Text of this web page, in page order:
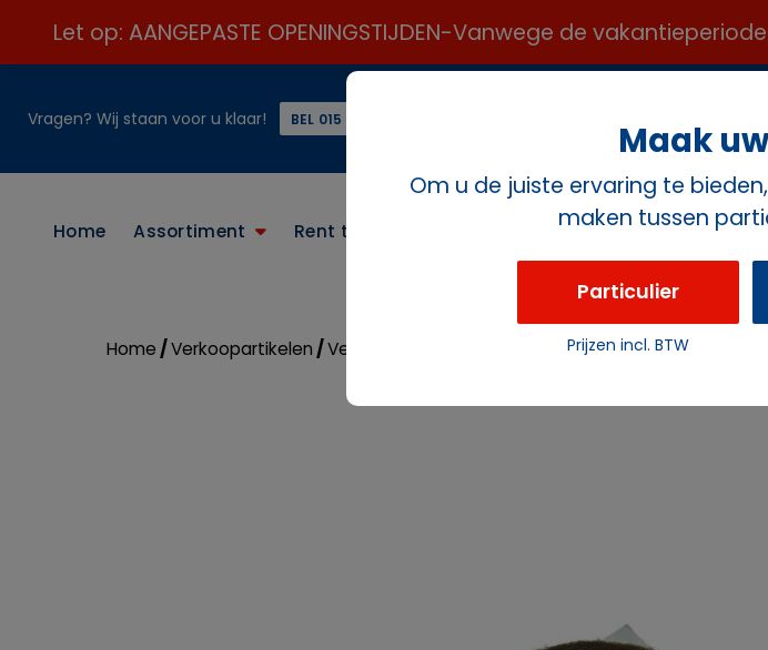
Let op: AANGEPASTE OPENINGSTIJDEN-Vanwege de
Vragen? Wij staan voor u klaar! BEL 015 21 24 313 ☎️
Home Assortiment Rent the look
Home /Verkoopartikelen /Verkoop diversen / Anti-kras beschermvilt
Maak
Om u de juiste ervaring te
maken tussen
Particulier
Prijzen incl. BTW